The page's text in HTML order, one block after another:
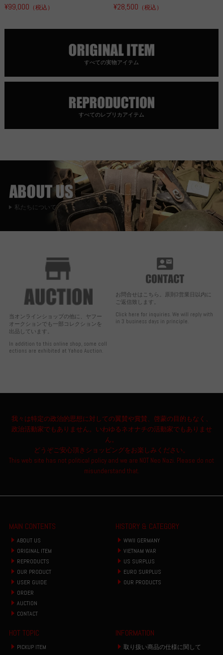
¥99,000 （税込） ¥28,500 （税込）
すべての実物アイテム
すべてのレプリカアイテム
私たちについて
当オンラインショップの他に、ヤフー
オークションでも一部コレクションを
出品しています。
In addition to this online shop, some coll
ections are exhibited at Yahoo Auction.
お問合せはこちら。原則3営業日以内に
ご返信致します。
Click here for inquiries. We will reply with
in 3 business days in principle.
我々は特定の政治的思想に対しての翼賛や賞賛、啓蒙の目的もなく、
政治活動家でもありません。いわゆるネオナチの活動家でもありませ
ん。
どうぞご安心頂きショッピングをお楽しみください。
This web site has not political policy and we are NOT Neo Nazi. Please do not
misunderstand that.
MAIN CONTENTS
ABOUT US
ORIGINAL ITEM
REPRODUCTS
OUR PRODUCT
USER GUIDE
ORDER
AUCTION
CONTACT
HISTORY & CATEGORY
WWII GERMANY
VIETNAM WAR
US SURPLUS
EURO SURPLUS
OUR PRODUCTS
HOT TOPIC
PICKUP ITEM
INFORMATION
取り扱い商品の仕様に関して